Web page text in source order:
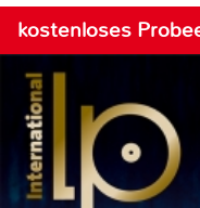
kostenloses